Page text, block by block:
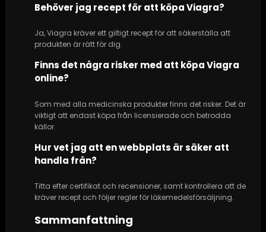
Behöver jag recept för att köpa Viagra?
Ja, Viagra kräver ett giltigt recept för att säkerställa att
produkten är rätt för dig.
Finns det några risker med att köpa Viagra
online?
Som med alla medicinska produkter finns det risker. Det är
viktigt att endast köpa från licensierade och betrodda
källor.
Hur vet jag att en webbplats är säker att
handla från?
Titta efter certifikat och recensioner, samt kontrollera att de
kräver recept och följer regler för läkemedelsförsäljning.
Sammanfattning